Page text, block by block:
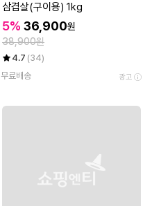
삼겹살(구이용) 1kg
5% 36,900원
38,900원
4.7 (34)
무료배송
광고